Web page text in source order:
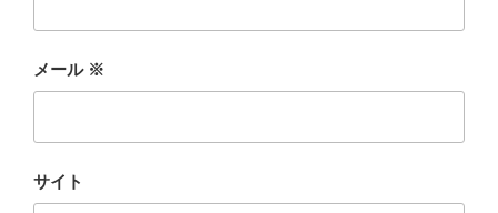
メール ※
サイト